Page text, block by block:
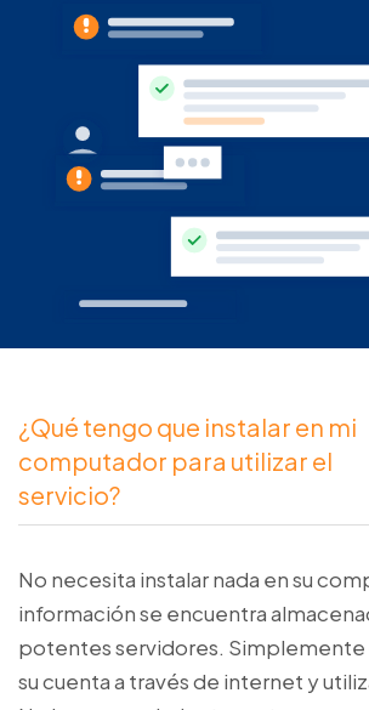
¿Qué tengo que instalar en mi
computador para utilizar el
servicio?
No necesita instalar nada en su
información se encuentra
potentes servidores.
su cuenta a través de internet y